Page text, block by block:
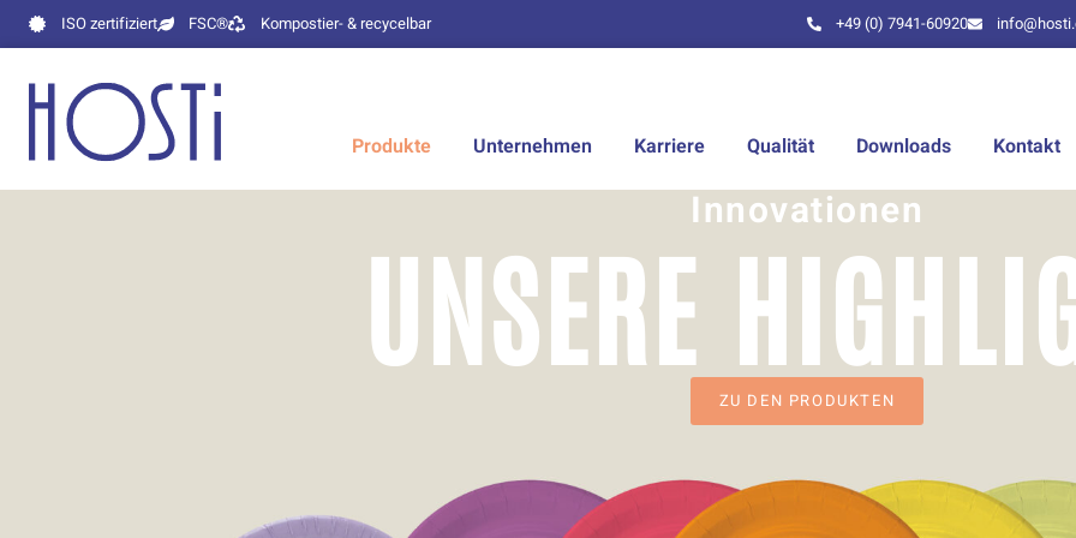
ISO zertifiziert FSC® Kompostier- & recycelbar +49 (0) 7941-60920
Produkte Unternehmen Karriere Qualität Downloads Kontakt
Innovationen
UNSERE
ZU DEN PRODUKTEN